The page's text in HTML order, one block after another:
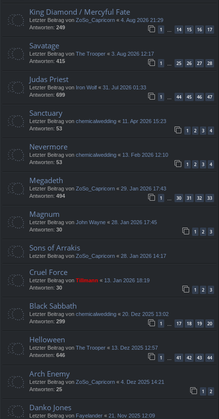
King Diamond / Mercyful Fate
Letzter Beitrag von ZoSo_Capricorn « 4. Aug 2026 21:29
Antworten: 249 1 14 15 16 17
Savatage
Letzter Beitrag von The Trooper « 3. Aug 2026 12:17
Antworten: 415 1 25 26 27 28
Judas Priest
Letzter Beitrag von Iron Wolf « 31. Jul 2026 01:33
Antworten: 699 1 44 45 46 47
Sanctuary
Letzter Beitrag von chemicalwedding « 11. Apr 2026 15:23
Antworten: 53 1 2 3 4
Nevermore
Letzter Beitrag von chemicalwedding « 13. Feb 2026 12:10
Antworten: 53 1 2 3 4
Megadeth
Letzter Beitrag von ZoSo_Capricorn « 29. Jan 2026 17:43
Antworten: 494 1 … 30 31 32 33
Magnum
Letzter Beitrag von John Wayne « 28. Jan 2026 17:45
Antworten: 30 1 2 3
Sons of Arrakis
Letzter Beitrag von ZoSo_Capricorn « 28. Jan 2026 14:17
Cruel Force
Letzter Beitrag von Tillmann « 13. Jan 2026 18:19
Antworten: 30 1 2 3
Black Sabbath
Letzter Beitrag von chemicalwedding « 20. Dez 2025 13:02
Antworten: 299 1 … 17 18 19 20
Helloween
Letzter Beitrag von The Trooper « 13. Dez 2025 12:57
Antworten: 646 1 41 42 43 44
Arch Enemy
Letzter Beitrag von ZoSo_Capricorn « 4. Dez 2025 14:21
Antworten: 25 1 2
Danko Jones
Letzter Beitrag von Fayelander « 21. Nov 2025 12:09